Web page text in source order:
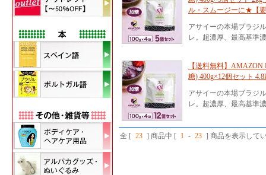
ル・スムージーに★【
アサイーの本場ブラジ
レ。超濃厚、最高基準
【送料無料】
糖) 400g×12個セット
アサイーの本場ブラジ
レ。超濃厚、最高基準
全 [ 23 ] 商品中 [ 1 - 23 ] 商品を表示して